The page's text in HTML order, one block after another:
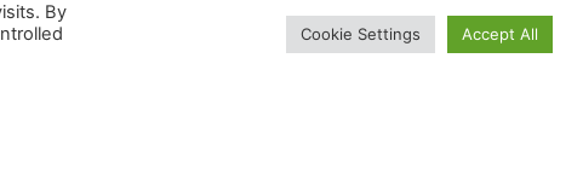
By
Cookie Settings Accept All